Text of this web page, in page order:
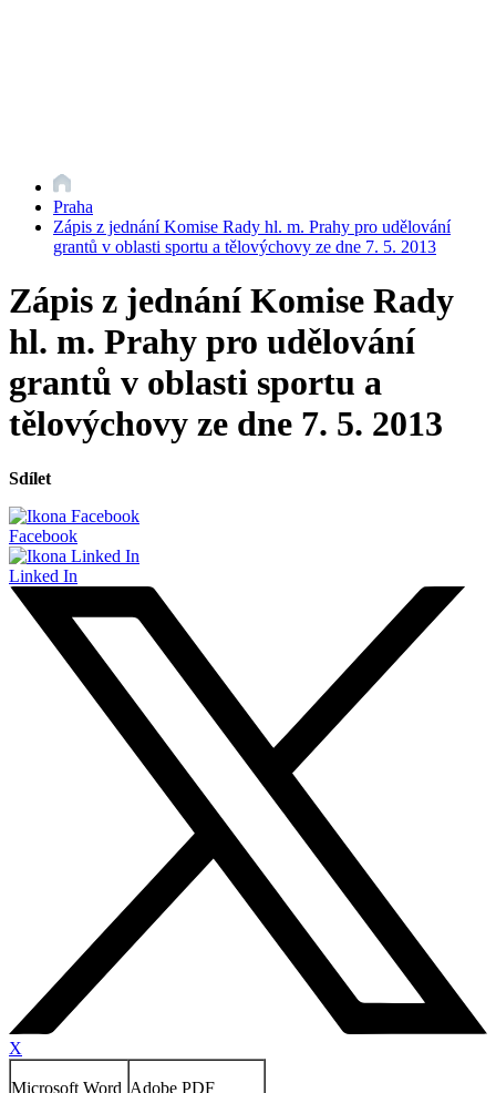
Praha
Zápis z jednání Komise Rady hl. m. Prahy pro udělování
grantů v oblasti sportu a tělovýchovy ze dne 7. 5. 2013
Zápis z jednání Komise Rady
hl. m. Prahy pro udělování
grantů v oblasti sportu a
tělovýchovy ze dne 7. 5. 2013
Sdílet
Facebook
Linked In
X
Microsoft Word Adobe PDF